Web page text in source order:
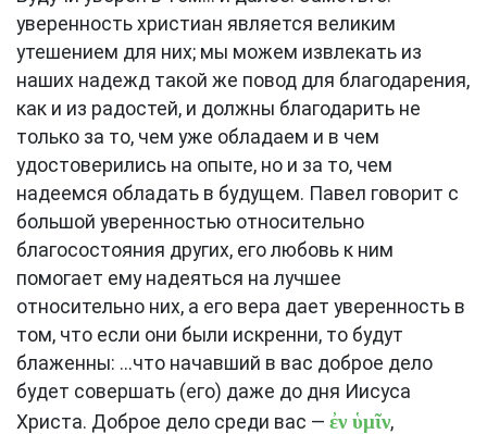
уверенность христиан является великим
утешением для них; мы можем извлекать из
наших надежд такой же повод для благодарения,
как и из радостей, и должны благодарить не
только за то, чем уже обладаем и в чем
удостоверились на опыте, но и за то, чем
надеемся обладать в будущем. Павел говорит с
большой уверенностью относительно
благосостояния других, его любовь к ним
помогает ему надеяться на лучшее
относительно них, а его вера дает уверенность в
том, что если они были искренни, то будут
блаженны: ...что начавший в вас доброе дело
будет совершать (его) даже до дня Иисуса
Христа. Доброе дело среди вас — ἐν ὑμῖν,